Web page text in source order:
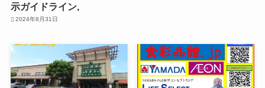
示ガイドライン,
2024年8月31日